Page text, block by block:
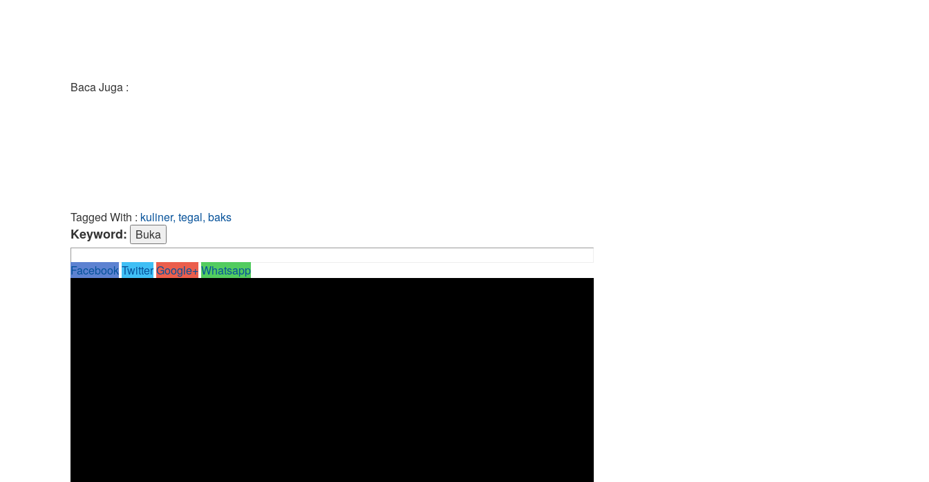
Baca Juga :
Tagged With : kuliner, tegal, baks
Keyword:
FacebookTwitterGoogle+Whatsapp